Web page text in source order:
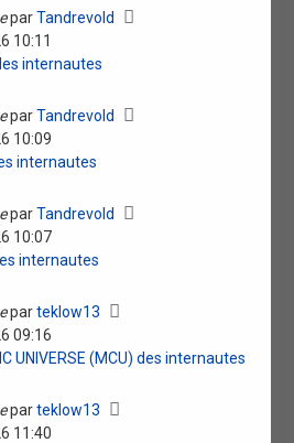
parTandrevold
10:11
internautes
parTandrevold
10:09
internautes
parTandrevold
10:07
internautes
parteklow13
09:16
UNIVERSE (MCU) des internautes
parteklow13
11:40